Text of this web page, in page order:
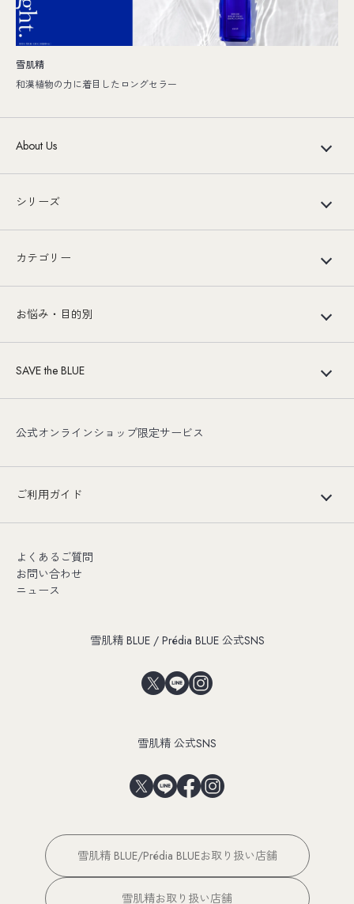
雪肌精
和漢植物の力に着目したロングセラー
About Us
シリーズ
カテゴリー
お悩み・目的別
SAVE the BLUE
公式オンラインショップ限定サービス
ご利用ガイド
よくあるご質問
お問い合わせ
ニュース
雪肌精 BLUE / Prédia BLUE 公式SNS
雪肌精 公式SNS
雪肌精 BLUE/Prédia BLUEお取り扱い店舗
雪肌精お取り扱い店舗